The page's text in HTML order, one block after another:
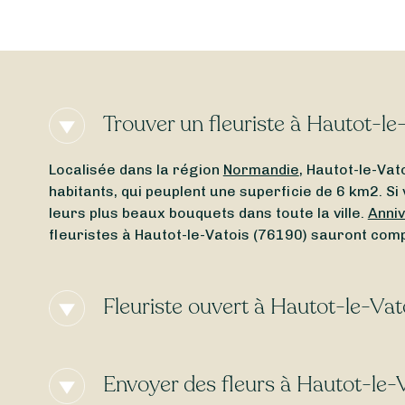
Trouver un fleuriste à Hautot-
Localisée dans la région Normandie, Hautot-le-
habitants, qui peuplent une superficie de 6 km2.
leurs plus beaux bouquets dans toute la ville.
fleuristes à Hautot-le-Vatois (76190) sauront
Fleuriste ouvert à Hautot-le-
Quel que soit le jour de la semaine, Sessile vous
lundi ou d’un fleuriste ouvert le dimanche, laissez-
Envoyer des fleurs à Hautot-le-